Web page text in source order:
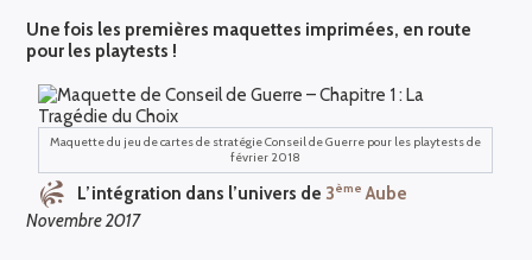
Une fois les premières maquettes imprimées, en route
pour les playtests !
Maquette du jeu de cartes de stratégie Conseil de Guerre pour les playtests de
février 2018
L’intégration dans l’univers de 3ème Aube
Novembre 2017